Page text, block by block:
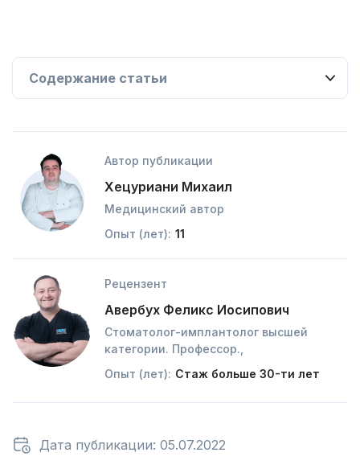
Автор публикации
Хецуриани Михаил
Медицинский автор
Опыт (лет): 11
Рецензент
Авербух Феликс Иосипович
Стоматолог-имплантолог высшей
категории. Профессор.,
Опыт (лет): Стаж больше 30-ти лет
Дата публикации: 05.07.2022